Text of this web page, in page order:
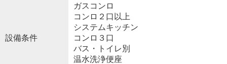
設備条件
ガスコンロ
コンロ２口以上
システムキッチン
コンロ３口
バス・トイレ別
温水洗浄便座